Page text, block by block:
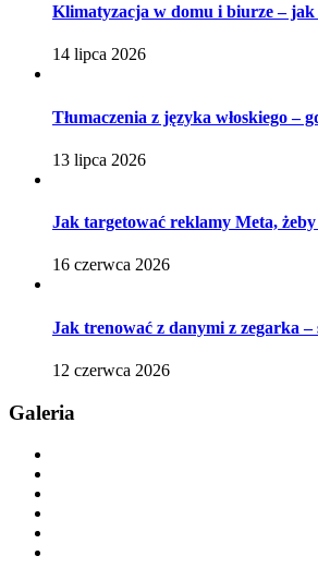
Klimatyzacja w domu i biurze –
14 lipca 2026
Tłumaczenia z języka włoskiego –
13 lipca 2026
Jak targetować reklamy Meta,
16 czerwca 2026
Jak trenować z danymi z zegarka –
12 czerwca 2026
Galeria